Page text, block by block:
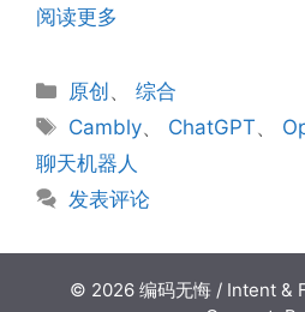
阅读更多
分
类
原创 、综合
标
签
Cambly、 ChatGPT、
聊天机器人
发表评论
© 2026 编码无悔 / Intent &